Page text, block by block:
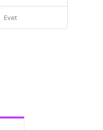
Evet